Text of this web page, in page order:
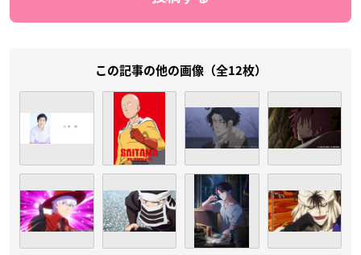
この記事の他の画像（全12枚）